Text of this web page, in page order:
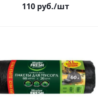
110 руб./шт